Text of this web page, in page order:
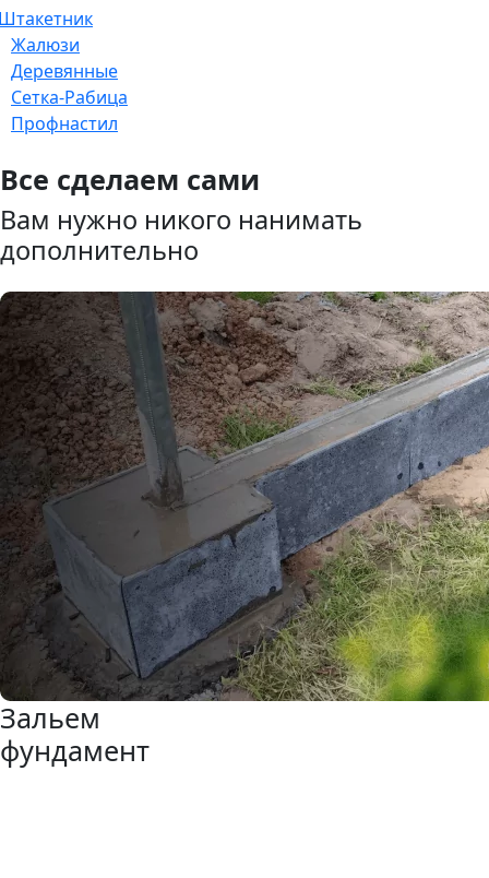
Жалюзи
Деревянные
Сетка-Рабица
Профнастил
Все сделаем сами
Вам нужно никого нанимать
дополнительно
Зальем
фундамент